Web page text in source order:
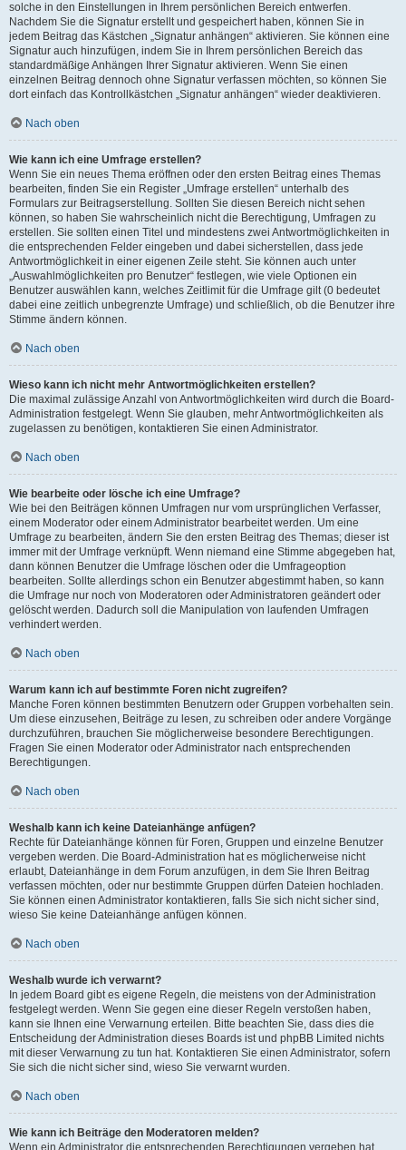
solche in den Einstellungen in Ihrem persönlichen Bereich entwerfen.
Nachdem Sie die Signatur erstellt und gespeichert haben, können Sie in
jedem Beitrag das Kästchen „Signatur anhängen“ aktivieren. Sie können eine
Signatur auch hinzufügen, indem Sie in Ihrem persönlichen Bereich das
standardmäßige Anhängen Ihrer Signatur aktivieren. Wenn Sie einen
einzelnen Beitrag dennoch ohne Signatur verfassen möchten, so können Sie
dort einfach das Kontrollkästchen „Signatur anhängen“ wieder deaktivieren.
Nach oben
Wie kann ich eine Umfrage erstellen?
Wenn Sie ein neues Thema eröffnen oder den ersten Beitrag eines Themas
bearbeiten, finden Sie ein Register „Umfrage erstellen“ unterhalb des
Formulars zur Beitragserstellung. Sollten Sie diesen Bereich nicht sehen
können, so haben Sie wahrscheinlich nicht die Berechtigung, Umfragen zu
erstellen. Sie sollten einen Titel und mindestens zwei Antwortmöglichkeiten in
die entsprechenden Felder eingeben und dabei sicherstellen, dass jede
Antwortmöglichkeit in einer eigenen Zeile steht. Sie können auch unter
„Auswahlmöglichkeiten pro Benutzer“ festlegen, wie viele Optionen ein
Benutzer auswählen kann, welches Zeitlimit für die Umfrage gilt (0 bedeutet
dabei eine zeitlich unbegrenzte Umfrage) und schließlich, ob die Benutzer ihre
Stimme ändern können.
Nach oben
Wieso kann ich nicht mehr Antwortmöglichkeiten erstellen?
Die maximal zulässige Anzahl von Antwortmöglichkeiten wird durch die Board-
Administration festgelegt. Wenn Sie glauben, mehr Antwortmöglichkeiten als
zugelassen zu benötigen, kontaktieren Sie einen Administrator.
Nach oben
Wie bearbeite oder lösche ich eine Umfrage?
Wie bei den Beiträgen können Umfragen nur vom ursprünglichen Verfasser,
einem Moderator oder einem Administrator bearbeitet werden. Um eine
Umfrage zu bearbeiten, ändern Sie den ersten Beitrag des Themas; dieser ist
immer mit der Umfrage verknüpft. Wenn niemand eine Stimme abgegeben hat,
dann können Benutzer die Umfrage löschen oder die Umfrageoption
bearbeiten. Sollte allerdings schon ein Benutzer abgestimmt haben, so kann
die Umfrage nur noch von Moderatoren oder Administratoren geändert oder
gelöscht werden. Dadurch soll die Manipulation von laufenden Umfragen
verhindert werden.
Nach oben
Warum kann ich auf bestimmte Foren nicht zugreifen?
Manche Foren können bestimmten Benutzern oder Gruppen vorbehalten sein.
Um diese einzusehen, Beiträge zu lesen, zu schreiben oder andere Vorgänge
durchzuführen, brauchen Sie möglicherweise besondere Berechtigungen.
Fragen Sie einen Moderator oder Administrator nach entsprechenden
Berechtigungen.
Nach oben
Weshalb kann ich keine Dateianhänge anfügen?
Rechte für Dateianhänge können für Foren, Gruppen und einzelne Benutzer
vergeben werden. Die Board-Administration hat es möglicherweise nicht
erlaubt, Dateianhänge in dem Forum anzufügen, in dem Sie Ihren Beitrag
verfassen möchten, oder nur bestimmte Gruppen dürfen Dateien hochladen.
Sie können einen Administrator kontaktieren, falls Sie sich nicht sicher sind,
wieso Sie keine Dateianhänge anfügen können.
Nach oben
Weshalb wurde ich verwarnt?
In jedem Board gibt es eigene Regeln, die meistens von der Administration
festgelegt werden. Wenn Sie gegen eine dieser Regeln verstoßen haben,
kann sie Ihnen eine Verwarnung erteilen. Bitte beachten Sie, dass dies die
Entscheidung der Administration dieses Boards ist und phpBB Limited nichts
mit dieser Verwarnung zu tun hat. Kontaktieren Sie einen Administrator, sofern
Sie sich die nicht sicher sind, wieso Sie verwarnt wurden.
Nach oben
Wie kann ich Beiträge den Moderatoren melden?
Wenn ein Administrator die entsprechenden Berechtigungen vergeben hat,